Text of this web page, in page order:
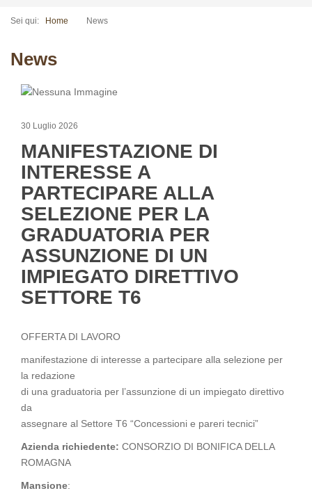
Sei qui: Home News
News
30 Luglio 2026
MANIFESTAZIONE DI
INTERESSE A
PARTECIPARE ALLA
SELEZIONE PER LA
GRADUATORIA PER
ASSUNZIONE DI UN
IMPIEGATO DIRETTIVO
SETTORE T6
OFFERTA DI LAVORO
manifestazione di interesse a partecipare alla selezione per
la redazione
di una graduatoria per l’assunzione di un impiegato direttivo
da
assegnare al Settore T6 “Concessioni e pareri tecnici”
Azienda richiedente: CONSORZIO DI BONIFICA DELLA
ROMAGNA
Mansione: